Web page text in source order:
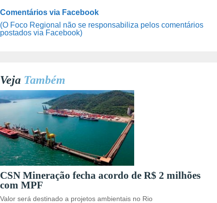
Comentários via Facebook
(O Foco Regional não se responsabiliza pelos comentários
postados via Facebook)
Veja Também
CSN Mineração fecha acordo de R$ 2 milhões
com MPF
Valor será destinado a projetos ambientais no Rio